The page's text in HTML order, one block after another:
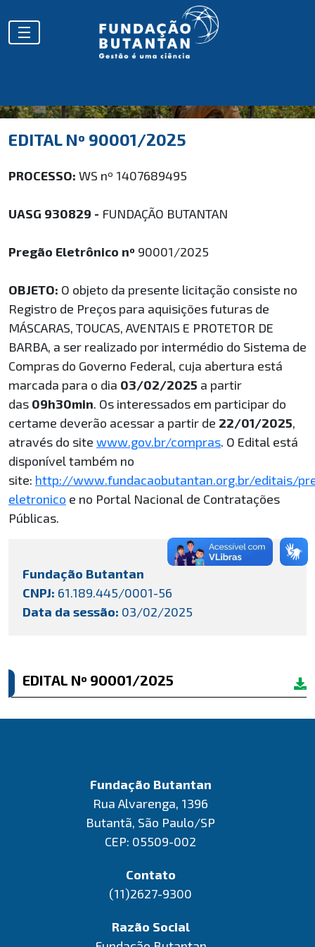
EDITAL Nº 90001/2025
PROCESSO: WS nº 1407689495
UASG 930829 - FUNDAÇÃO BUTANTAN
Pregão Eletrônico nº 90001/2025
OBJETO: O objeto da presente licitação consiste no
Registro de Preços para aquisições futuras de
MÁSCARAS, TOUCAS, AVENTAIS E PROTETOR DE
BARBA, a ser realizado por intermédio do Sistema de
Compras do Governo Federal, cuja abertura está
marcada para o dia 03/02/2025 a partir
das 09h30min. Os interessados em participar do
certame deverão acessar a partir de 22/01/2025,
através do site www.gov.br/compras. O Edital está
disponível também no
site: http://www.fundacaobutantan.org.br/editais/
eletronico e no Portal Nacional de Contratações
Públicas.
Fundação Butantan
CNPJ: 61.189.445/0001-56
Data da sessão: 03/02/2025
EDITAL Nº 90001/2025
Fundação Butantan
Rua Alvarenga, 1396
Butantã, São Paulo/SP
CEP: 05509-002
Contato
(11)2627-9300
Razão Social